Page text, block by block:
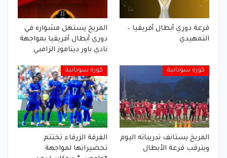
قرعة دوري أبطال أفريقيا –
التمهيدي
المريخ يستهل مشواره في
دوري أبطال أفريقيا بمواجهة
نادي باور ديناموز الزامبي
كورة سودانية
المريخ يستانف تدريباته اليوم
ويترقب قرعة الأبطال
كورة سودانية
الفرقة الزرقاء تختتم
تحضيراتها لمواجهة